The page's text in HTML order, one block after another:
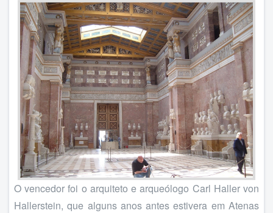
O vencedor foi o arquiteto e arqueólogo Carl Haller von
Hallerstein, que alguns anos antes estivera em Atenas